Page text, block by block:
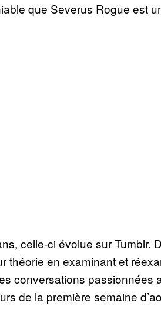
que Severus Rogue est
celle-ci évolue sur Tumblr.
théorie en examinant et
conversations passionnées
de la première semaine